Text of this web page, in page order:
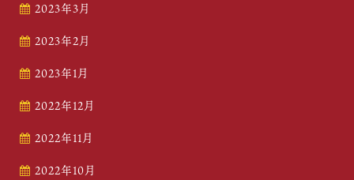
2023年3月
2023年2月
2023年1月
2022年12月
2022年11月
2022年10月